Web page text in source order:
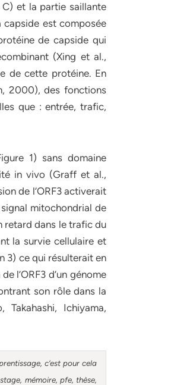
et la partie saillante
est composée
de capside qui
(Xing et al.,
de cette protéine. En
2000), des fonctions
que : entrée, trafic,
1) sans domaine
in vivo (Graff et al.,
de l’ORF3 activerait
mitochondrial de
retard dans le trafic du
la survie cellulaire et
3) ce qui résulterait en
l’ORF3 d’un génome
son rôle dans la
Ichiyama,
c’est pour cela
mémoire, pfe, thèse,